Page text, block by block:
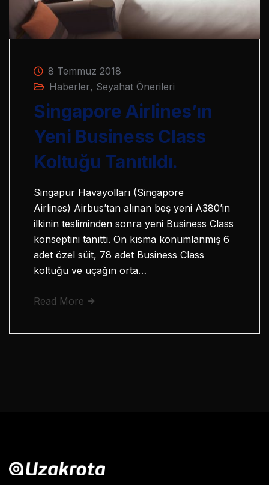
8 Temmuz 2018
Haberler, Seyahat Önerileri
Singapore Airlines’ın
Yeni Business Class
Koltuğu Tanıtıldı.
Singapur Havayolları (Singapore
Airlines) Airbus’tan alınan beş yeni A380’in
ilkinin tesliminden sonra yeni Business Class
konseptini tanıttı. Ön kısma konumlanmış 6
adet özel süit, 78 adet Business Class
koltuğu ve uçağın orta…
Read More